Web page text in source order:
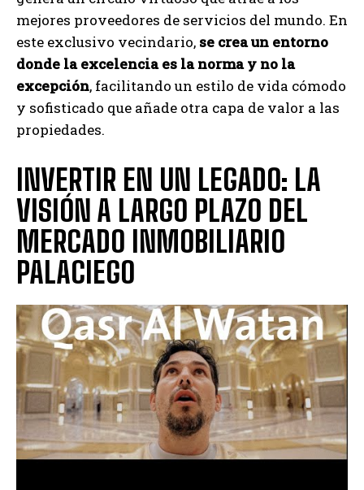
mejores proveedores de servicios del mundo. En
este exclusivo vecindario, se crea un entorno
donde la excelencia es la norma y no la
excepción, facilitando un estilo de vida cómodo
y sofisticado que añade otra capa de valor a las
propiedades.
INVERTIR EN UN LEGADO: LA
VISIÓN A LARGO PLAZO DEL
MERCADO INMOBILIARIO
PALACIEGO